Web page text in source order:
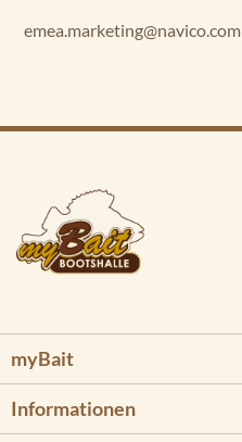
emea.marketing@navico.com
myBait
Informationen